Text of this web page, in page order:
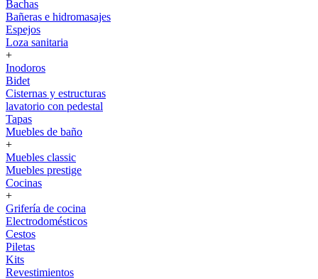
Bachas
Bañeras e hidromasajes
Espejos
Loza sanitaria
+
Inodoros
Bidet
Cisternas y estructuras
lavatorio con pedestal
Tapas
Muebles de baño
+
Muebles classic
Muebles prestige
Cocinas
+
Grifería de cocina
Electrodomésticos
Cestos
Piletas
Kits
Revestimientos